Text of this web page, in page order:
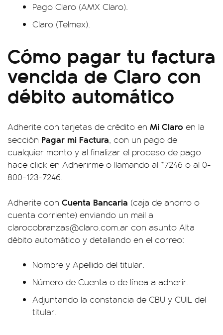
Pago Claro (AMX Claro).
Claro (Telmex).
Cómo pagar tu factura
vencida de Claro con
débito automático
Adherite con tarjetas de crédito en Mi Claro en la
sección Pagar mi Factura, con un pago de
cualquier monto y al finalizar el proceso de pago
hace click en Adherirme o llamando al *7246 o al 0-
800-123-7246.
Adherite con Cuenta Bancaria (caja de ahorro o
cuenta corriente) enviando un mail a
clarocobranzas@claro.com.ar con asunto Alta
débito automático y detallando en el correo:
Nombre y Apellido del titular.
Número de Cuenta o de línea a adherir.
Adjuntando la constancia de CBU y CUIL del
titular.